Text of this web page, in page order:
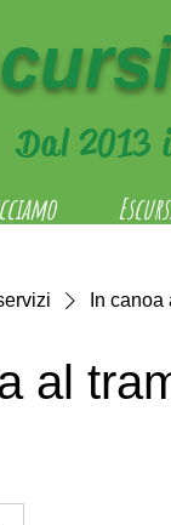
Dal 2013
In
al